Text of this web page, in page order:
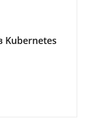
Kubernetes